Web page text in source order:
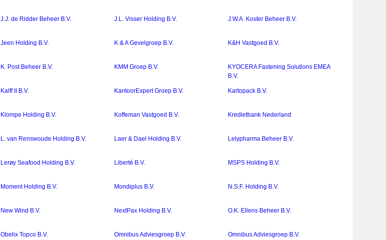
J.J. de Ridder Beheer B.V. J.L. Visser Holding B.V. J.W.A. Koster Beheer B.V.
Jeen Holding B.V. K & A Gevelgroep B.V. K&H Vastgoed B.V.
K. Post Beheer B.V. KMM Groep B.V.
KYOCERA Fastening Solutions EMEA
B.V.
Kalff II B.V. KantoorExpert Groep B.V. Kartopack B.V.
Klompe Holding B.V. Koffeman Vastgoed B.V. Kredietbank Nederland
L. van Renswoude Holding B.V. Laer & Dael Holding B.V. Lelypharma Beheer B.V.
Lerøy Seafood Holding B.V. Liberté B.V. MSPS Holding B.V.
Moment Holding B.V. Mondiplus B.V. N.S.F. Holding B.V.
New Wind B.V. NextPax Holding B.V. O.K. Ellens Beheer B.V.
Obelix Topco B.V. Omnibus Adviesgroep B.V. Omnibus Adviesgroep B.V.